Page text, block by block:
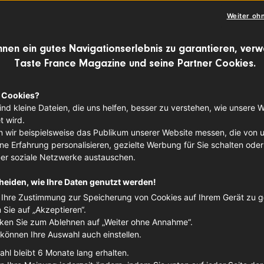
Jahr mit einem französisch
Hier haben wir einen ganzen
mit charmantem French touch für
bekamen von uns die
ein festliches
kreativ es sich mit französischem
Rindfleisch und
von:
ein gutes Navigationserlebnis zu garantieren,
Taste France Magazine und seine Partner Cookies.
kleine Dateien, die uns helfen, besser zu verstehen, wie unsere
wird.
wir beispielsweise das Publikum unserer Website messen, die von
Erfahrung personalisieren, gezielte Werbung für Sie schalten
soziale Netzwerke austauschen.
wie Ihre Daten genutzt werden!
Ihre Zustimmung zur Speicherung von Cookies auf Ihrem Gerät zu
Sie auf „Akzeptieren“.
Sie zum Ablehnen auf „Weiter ohne Annahme“.
Ihre Auswahl auch einstellen.
bleibt 6 Monate lang erhalten.
Weiter